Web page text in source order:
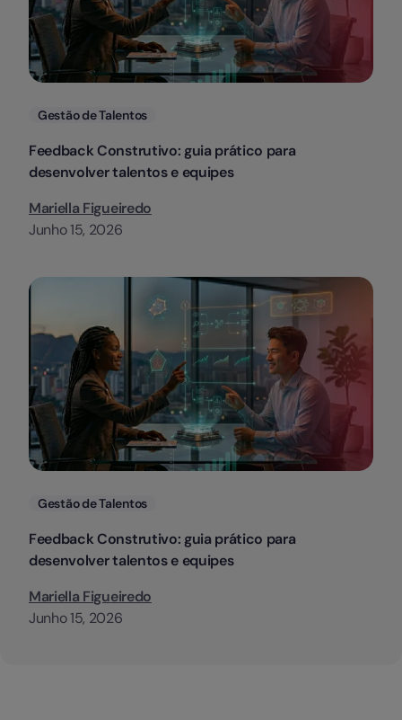
Categorias
Gestão de Talentos
Feedback Construtivo: guia prático para
desenvolver talentos e equipes
Mariella Figueiredo
Junho 15, 2026
Categorias
Gestão de Talentos
Feedback Construtivo: guia prático para
desenvolver talentos e equipes
Mariella Figueiredo
Junho 15, 2026